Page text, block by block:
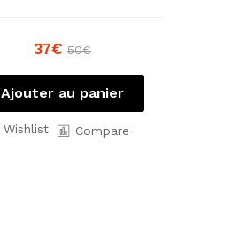
37€ 50€
Ajouter au panier
Wishlist Compare